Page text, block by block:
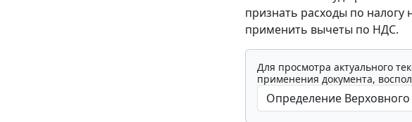
признать расходы по
применить вычеты по НДС.
Для просмотра актуального
применения документа,